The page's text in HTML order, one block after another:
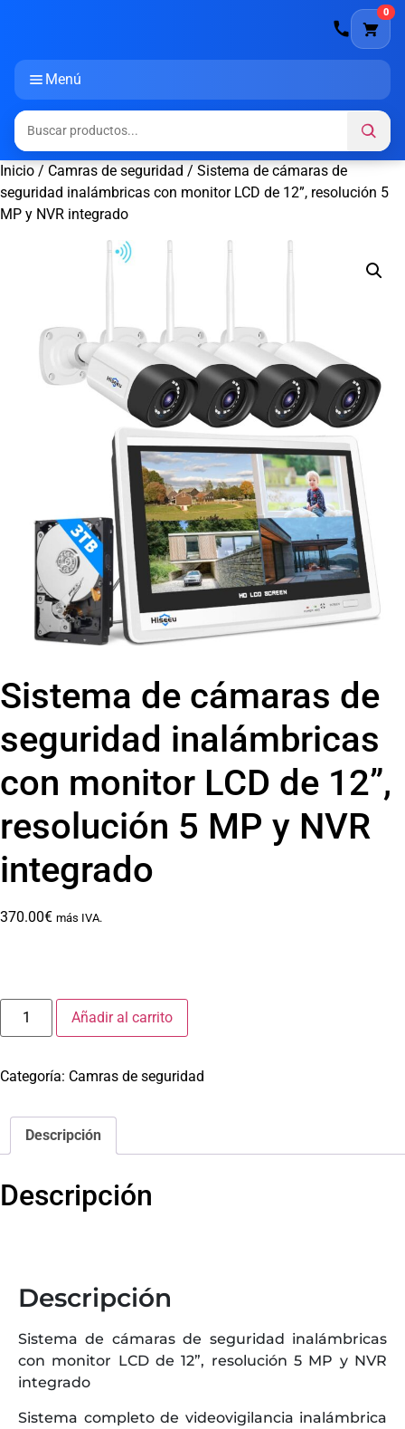
Menú
0
Inicio / Camras de seguridad / Sistema de cámaras de
seguridad inalámbricas con monitor LCD de 12”, resolución 5
MP y NVR integrado
Sistema de cámaras de
seguridad inalámbricas
con monitor LCD de 12”,
resolución 5 MP y NVR
integrado
370.00€ más IVA.
Añadir al carrito
Categoría: Camras de seguridad
Descripción
Descripción
Descripción
Sistema de cámaras de seguridad inalámbricas
con monitor LCD de 12”, resolución 5 MP y NVR
integrado
Sistema completo de videovigilancia inalámbrica